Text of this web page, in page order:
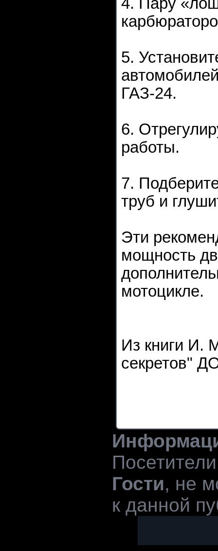
5.
ГАЗ-24.
6.
работы.
7.
труб и
Эти
мощность
мотоцикле.
Из книги И.
секретов"
Гости, не
к данной